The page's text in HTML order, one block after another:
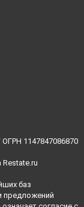
1147847086870
баз
предложений